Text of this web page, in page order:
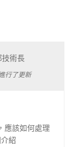
技術長
行了更新
應該如何處理
紹